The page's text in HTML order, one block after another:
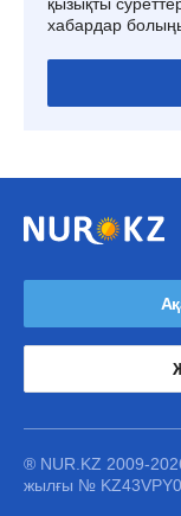
хабардар
® NUR.KZ 2009-
жылғы №